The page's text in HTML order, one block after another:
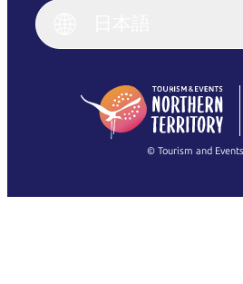
English (US)
English
(Singapore)
Français
© Tourism and